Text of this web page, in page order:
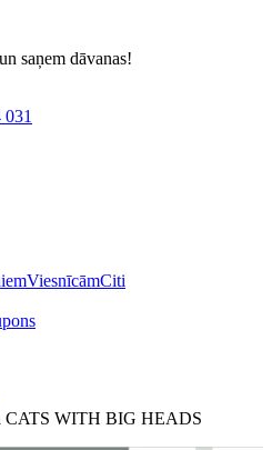
saņem dāvanas!
ViesnīcāmCiti
CATS WITH BIG HEADS